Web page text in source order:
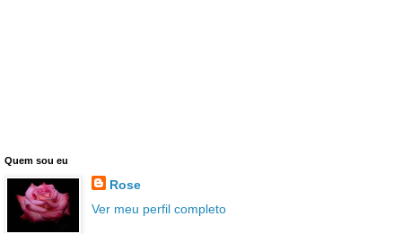
Quem sou eu
Rose
Ver meu perfil completo